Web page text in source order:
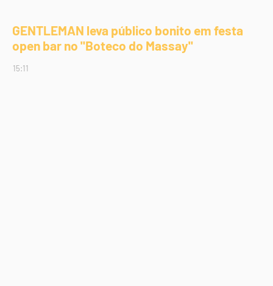
GENTLEMAN leva público bonito em festa
open bar no "Boteco do Massay"
15:11